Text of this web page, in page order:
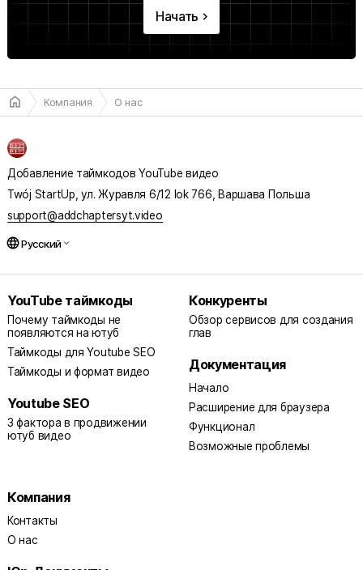
Начать keyboard_arrow_right
home Компания О нас
Добавление таймкодов YouTube видео
Twój StartUp, ул. Журавля 6/12 lok 766, Варшава Польша
support@addchaptersyt.video
languageРусский
YouTube таймкоды
Почему таймкоды не
появляются на ютуб
Таймкоды для Youtube SEO
Таймкоды и формат видео
Youtube SEO
3 фактора в продвижении
ютуб видео
Конкуренты
Обзор сервисов для создания
глав
Документация
Начало
Расширение для браузера
Функционал
Возможные проблемы
Компания
Контакты
О нас